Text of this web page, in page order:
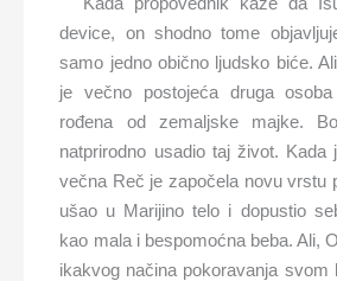
device, on shodno tome
samo jedno obično ljudsko biće.
je večno postojeća druga
rođena od zemaljske majke.
natprirodno usadio taj život. Kada
večna Reč je započela novu vrstu
ušao u Marijino telo i dopustio
kao mala i bespomoćna beba. Ali,
ikakvog načina pokoravanja svom